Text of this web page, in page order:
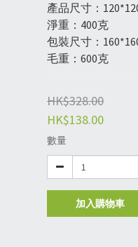
產品尺寸：
淨重：400克
包裝尺寸：
毛重：600克
HK$328.00
HK$138.00
數量
加入購物車